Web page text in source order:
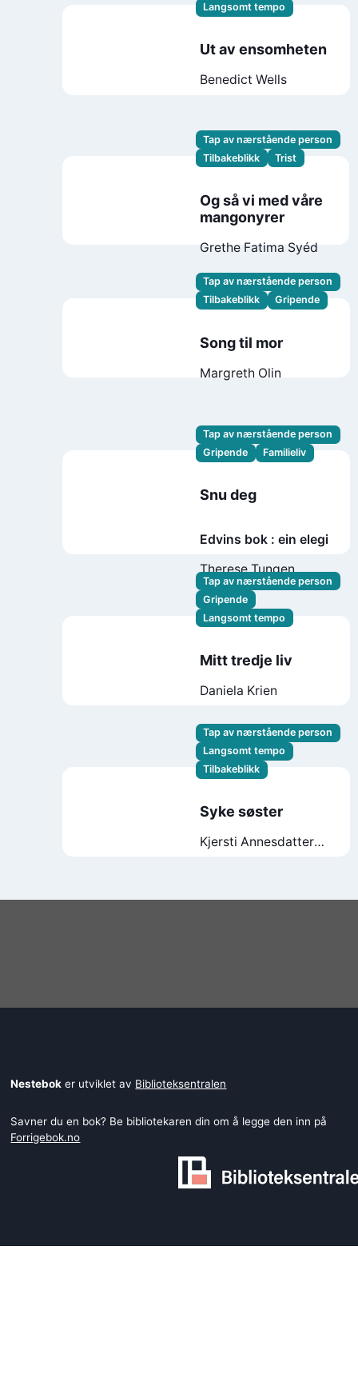
Langsomt tempo
Ut av ensomheten
Benedict Wells
Tap av nærstående person
Tilbakeblikk
Trist
Og så vi med våre
mangonyrer
Grethe Fatima Syéd
Tap av nærstående person
Tilbakeblikk
Gripende
Song til mor
Margreth Olin
Tap av nærstående person
Gripende
Familieliv
Snu deg
Edvins bok : ein elegi
Therese Tungen
Tap av nærstående person
Gripende
Langsomt tempo
Mitt tredje liv
Daniela Krien
Tap av nærstående person
Langsomt tempo
Tilbakeblikk
Syke søster
Kjersti Annesdatter
Nestebok er utviklet av Biblioteksentralen
Savner du en bok? Be bibliotekaren din om å legge den inn på
Forrigebok.no